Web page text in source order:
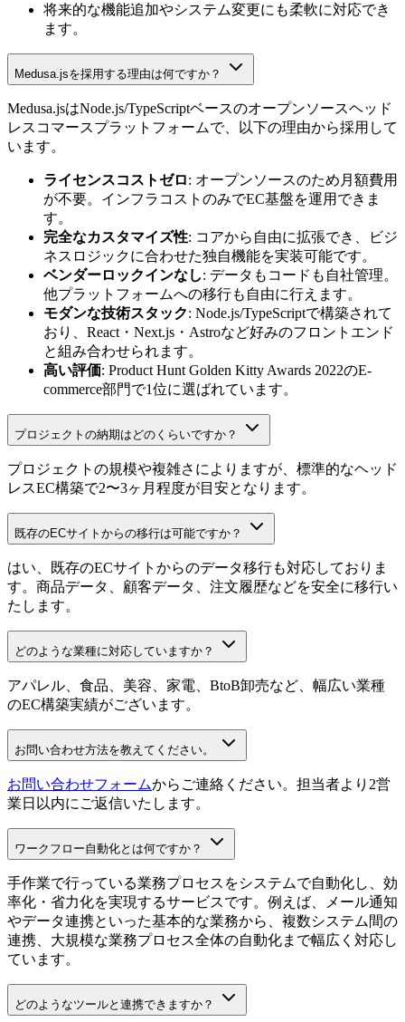
将来的な機能追加やシステム変更にも柔軟に対応でき
ます。
Medusa.jsを採用する理由は何ですか？
Medusa.jsはNode.js/TypeScriptベースのオープンソースヘッド
レスコマースプラットフォームで、以下の理由から採用して
います。
ライセンスコストゼロ: オープンソースのため月額費用
が不要。インフラコストのみでEC基盤を運用できま
す。
完全なカスタマイズ性: コアから自由に拡張でき、ビジ
ネスロジックに合わせた独自機能を実装可能です。
ベンダーロックインなし: データもコードも自社管理。
他プラットフォームへの移行も自由に行えます。
モダンな技術スタック: Node.js/TypeScriptで構築されて
おり、React・Next.js・Astroなど好みのフロントエンド
と組み合わせられます。
高い評価: Product Hunt Golden Kitty Awards 2022のE-
commerce部門で1位に選ばれています。
プロジェクトの納期はどのくらいですか？
プロジェクトの規模や複雑さによりますが、標準的なヘッド
レスEC構築で2〜3ヶ月程度が目安となります。
既存のECサイトからの移行は可能ですか？
はい、既存のECサイトからのデータ移行も対応しておりま
す。商品データ、顧客データ、注文履歴などを安全に移行い
たします。
どのような業種に対応していますか？
アパレル、食品、美容、家電、BtoB卸売など、幅広い業種
のEC構築実績がございます。
お問い合わせ方法を教えてください。
お問い合わせフォームからご連絡ください。担当者より2営
業日以内にご返信いたします。
ワークフロー自動化とは何ですか？
手作業で行っている業務プロセスをシステムで自動化し、効
率化・省力化を実現するサービスです。例えば、メール通知
やデータ連携といった基本的な業務から、複数システム間の
連携、大規模な業務プロセス全体の自動化まで幅広く対応し
ています。
どのようなツールと連携できますか？